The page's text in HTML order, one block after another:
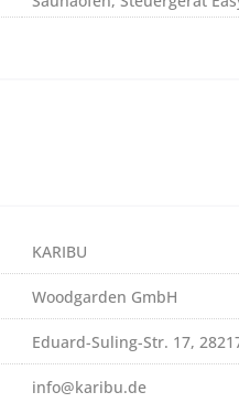
KARIBU
Woodgarden GmbH
Eduard-Suling-Str. 17,
info@karibu.de